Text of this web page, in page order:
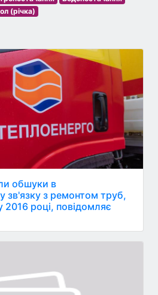
(річка)
обшуки в
зв'язку з ремонтом труб,
2016 році, повідомляє